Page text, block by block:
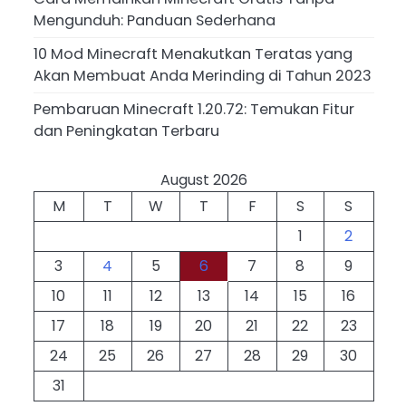
Mengunduh: Panduan Sederhana
10 Mod Minecraft Menakutkan Teratas yang
Akan Membuat Anda Merinding di Tahun 2023
Pembaruan Minecraft 1.20.72: Temukan Fitur
dan Peningkatan Terbaru
August 2026
M
T W T F S
S
1
2
3
4 5 6 7 8
9
10
11 12 13 14 15
16
17
18 19 20 21 22
23
24
25 26 27 28 29
30
31